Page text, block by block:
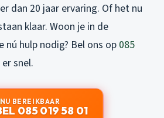
dan 20 jaar ervaring. Of het nu
klaar. Woon je in de
nú hulp nodig? Bel ons op085
snel.
NU BEREIKBAAR
085 019 58 01